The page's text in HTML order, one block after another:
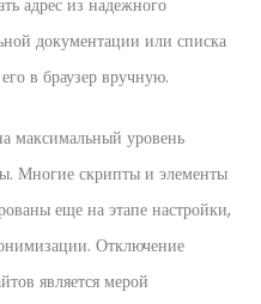
адрес из надежного
документации или списка
в браузер вручную.
максимальный уровень
Многие скрипты и элементы
еще на этапе настройки,
Отключение
является мерой